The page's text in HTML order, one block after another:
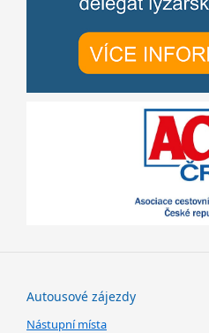
Autousové zájezdy
Nástupní místa